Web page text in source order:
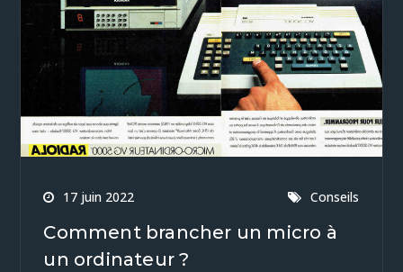
17 juin 2022 Conseils
Comment brancher un micro à
un ordinateur ?